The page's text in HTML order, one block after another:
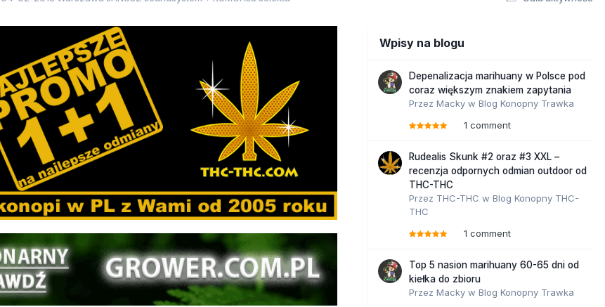
Wpisy na blogu
Depenalizacja marihuany w Polsce pod
coraz większym znakiem zapytania
Przez Macky w Blog Konopny Trawka
1 comment
Rudealis Skunk #2 oraz #3 XXL –
recenzja odpornych odmian outdoor od
THC-THC
Przez THC-THC w Blog Konopny THC-
THC
1 comment
Top 5 nasion marihuany 60-65 dni od
kiełka do zbioru
Przez Macky w Blog Konopny Trawka